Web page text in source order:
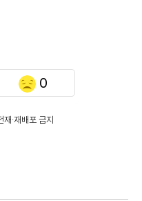
0
·재배포 금지